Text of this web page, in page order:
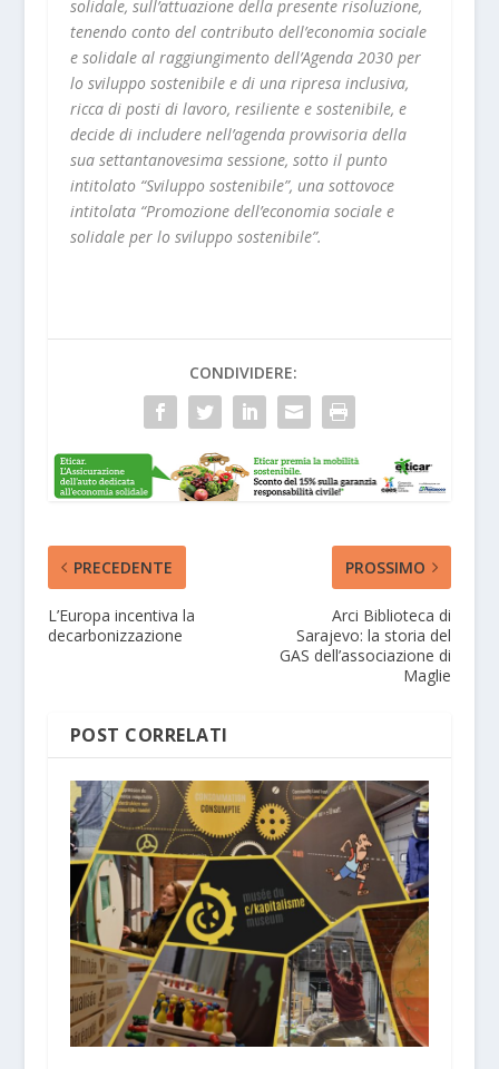
solidale, sull’attuazione della presente risoluzione,
tenendo conto del contributo dell’economia sociale
e solidale al raggiungimento dell’Agenda 2030 per
lo sviluppo sostenibile e di una ripresa inclusiva,
ricca di posti di lavoro, resiliente e sostenibile, e
decide di includere nell’agenda provvisoria della
sua settantanovesima sessione, sotto il punto
intitolato “Sviluppo sostenibile”, una sottovoce
intitolata “Promozione dell’economia sociale e
solidale per lo sviluppo sostenibile”.
CONDIVIDERE:
PRECEDENTE
L’Europa incentiva la
decarbonizzazione
PROSSIMO
Arci Biblioteca di
Sarajevo: la storia del
GAS dell’associazione di
Maglie
POST CORRELATI